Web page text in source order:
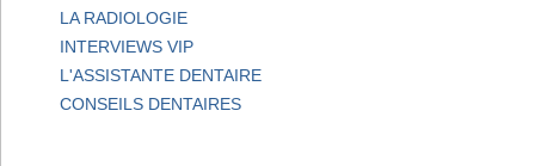
LA RADIOLOGIE
INTERVIEWS VIP
L'ASSISTANTE DENTAIRE
CONSEILS DENTAIRES